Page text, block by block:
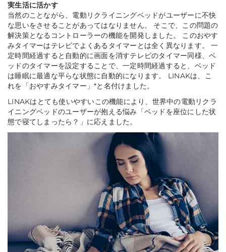
実生活に活かす
当然のことながら、電動リクライニングベッドがユーザーに不快
な思いをさせることがあってはなりません。 そこで、この問題の
解決策となるコントローラーの機能を開発しました。 このおやす
みタイマーはテレビでよくあるタイマーとは全く異なります。 一
定時間経過すると自動的に画面を消すテレビのタイマー同様、ベ
ッドのタイマーを設定することで、一定時間経過すると、ベッド
は睡眠に最適な平らな状態に自動的になります。 LINAKは、こ
れを「おやすみタイマー」*と名付けました。
LINAKはとても使いやすいこの機能により、世界中の電動リクラ
イニングベッドのユーザーが抱える悩み 「ベッドを座位にした状
態で寝てしまったら？」 に応えました。